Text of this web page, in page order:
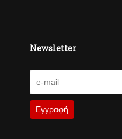
Newsletter